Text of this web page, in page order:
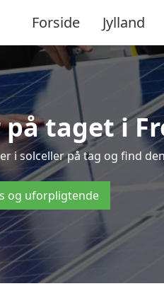
Forside Jylland
taget i
i solceller på tag og find
og uforpligtende